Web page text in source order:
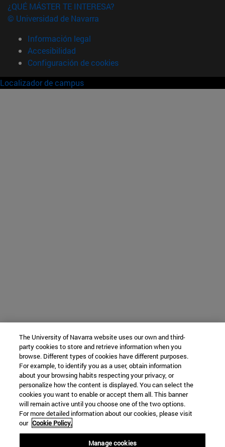
¿QUÉ MÁSTER TE INTERESA?
© Universidad de Navarra
Información legal
Accesibilidad
Configuración de cookies
Localizador de campus
The University of Navarra website uses our own and third-
party cookies to store and retrieve information when you
browse. Different types of cookies have different purposes.
For example, to identify you as a user, obtain information
about your browsing habits respecting your privacy, or
personalize how the content is displayed. You can select the
cookies you want to enable or accept them all. This banner
will remain active until you choose one of the two options.
For more detailed information about our cookies, please visit
our Cookie Policy.
Manage cookies